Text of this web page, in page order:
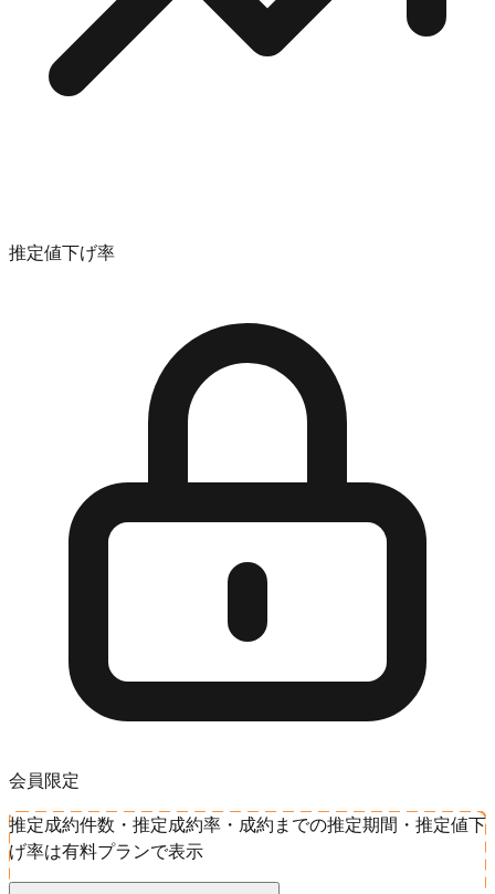
推定値下げ率
会員限定
推定成約件数・推定成約率・成約までの推定期間・推定値下
げ率は有料プランで表示